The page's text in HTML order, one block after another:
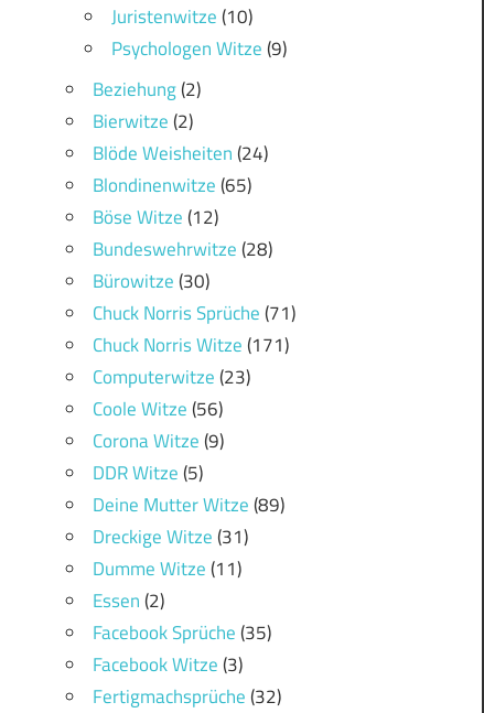
Juristenwitze(10)
Psychologen Witze(9)
Beziehung(2)
Bierwitze(2)
Blöde Weisheiten(24)
Blondinenwitze(65)
Böse Witze(12)
Bundeswehrwitze(28)
Bürowitze(30)
Chuck Norris Sprüche(71)
Chuck Norris Witze(171)
Computerwitze(23)
Coole Witze(56)
Corona Witze(9)
DDR Witze(5)
Deine Mutter Witze(89)
Dreckige Witze(31)
Dumme Witze(11)
Essen(2)
Facebook Sprüche(35)
Facebook Witze(3)
Fertigmachsprüche(32)